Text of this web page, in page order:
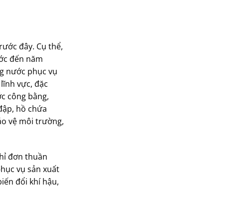
đây. Cụ thể,
đến năm
nước phục vụ
vực, đặc
công bằng,
hồ chứa
vệ môi trường,
đơn thuần
vụ sản xuất
đổi khí hậu,